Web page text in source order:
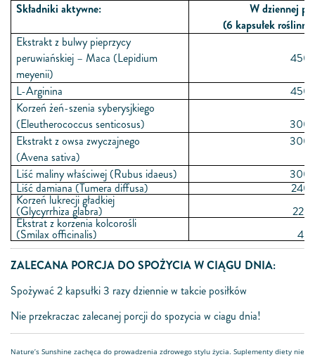
Składniki aktywne:
W dziennej
(6 kapsułek
Ekstrakt z bulwy pieprzycy
peruwiańskiej – Maca (Lepidium
meyenii)
450
L-Arginina
450
Korzeń żeń-szenia syberysjkiego
(Eleutherococcus senticosus)
300
Ekstrakt z owsa zwyczajnego
(Avena sativa)
300
Liść maliny właściwej (Rubus idaeus)
300
Liść damiana (Tumera diffusa)
240
Korzeń lukrecji gładkiej
(Glycyrrhiza glabra) 228
Ekstrat z korzenia kolcorośli
(Smilax officinalis)
45
ZALECANA PORCJA DO SPOŻYCIA W CIĄGU DNIA:
Spożywać 2 kapsułki 3 razy dziennie w takcie posiłków
Nie przekraczac zalecanej porcji do spozycia w ciagu dnia!
Nature’s Sunshine zachęca do prowadzenia zdrowego stylu życia. Suplementy diety nie